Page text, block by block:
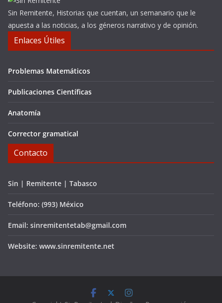
Sin Remitente, Historias que cuentan, un semanario que le
apuesta a las noticias, a los géneros narrativo y de opinión.
Enlaces Útiles
Problemas Matemáticos
Publicaciones Científicas
Anatomía
Corrector gramatical
Contacto
Sin | Remitente | Tabasco
Teléfono: (993) México
Email: sinremitentetab@gmail.com
Website: www.sinremitente.net